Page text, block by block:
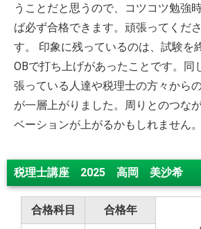
うことだと思うので、コツコツ勉強
ば必ず合格できます。頑張ってくだ
す。 印象に残っているのは、試験を
OBで打ち上げがあったことです。同
張っている人達や税理士の方々から
が一層上がりました。周りとのつな
ベーションが上がるかもしれません。
税理士講座 2025 高岡 美沙希
合格科目 合格年